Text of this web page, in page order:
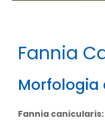
Fannia
Fannia